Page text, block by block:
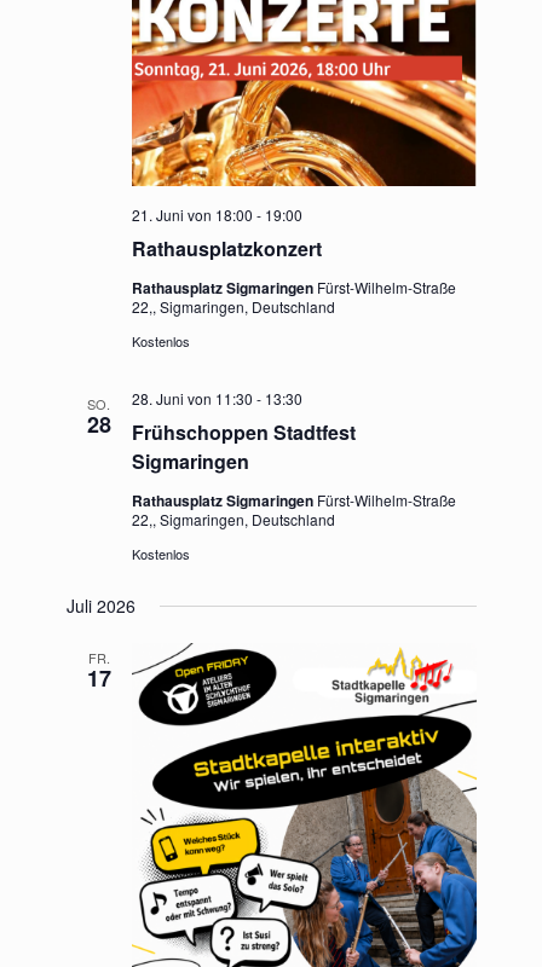
Rathausplatzkonzert
21. Juni von 18:00 - 19:00
Rathausplatz Sigmaringen Fürst-Wilhelm-Straße
22,, Sigmaringen, Deutschland
Kostenlos
SO.
28
Frühschoppen Stadtfest
Sigmaringen
28. Juni von 11:30 - 13:30
Rathausplatz Sigmaringen Fürst-Wilhelm-Straße
22,, Sigmaringen, Deutschland
Kostenlos
Juli 2026
FR.
17